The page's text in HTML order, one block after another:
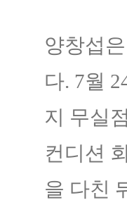
양창섭
다. 7월
지 무실
컨디션
을 다친